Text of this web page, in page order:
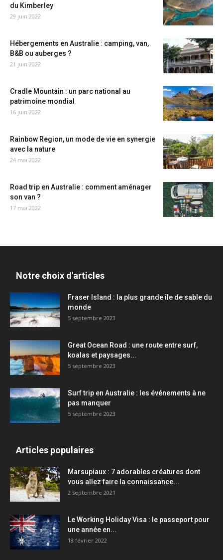
du Kimberley
29 juin 2022
Hébergements en Australie : camping, van,
B&B ou auberges ?
21 juin 2022
Cradle Mountain : un parc national au
patrimoine mondial
16 juin 2022
Rainbow Region, un mode de vie en synergie
avec la nature
24 mai 2022
Road trip en Australie : comment aménager
son van ?
17 mai 2022
Notre choix d'articles
Fraser Island : la plus grande île de sable du
monde
5 septembre 2023
Great Ocean Road : une route entre surf,
koalas et paysages...
5 septembre 2023
Surf trip en Australie : les événements à ne
pas manquer
5 septembre 2023
Articles populaires
Marsupiaux : 7 adorables créatures dont
vous allez faire la connaissance...
2 septembre 2021
Le Working Holiday Visa : le passeport pour
une année en...
18 février 2022